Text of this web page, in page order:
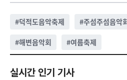
#덕적도음악축제 #주섬주섬음악
#해변음악회 #여름축제
실시간 인기 기사